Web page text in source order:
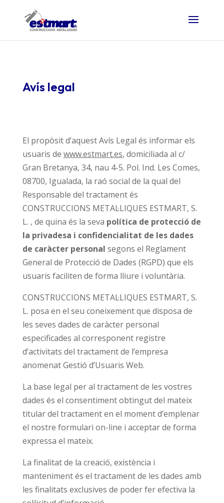
Avís legal
El propòsit d’aquest Avís Legal és informar els
usuaris de www.estmart.es, domiciliada al c/
Gran Bretanya, 34, nau 4-5. Pol. Ind. Les Comes,
08700, Igualada, la raó social de la qual del
Responsable del tractament és
CONSTRUCCIONS METAL·LIQUES ESTMART, S.
L. , de quina és la seva política de protecció de
la privadesa i confidencialitat de les dades
de caràcter personal segons el Reglament
General de Protecció de Dades (RGPD) que els
usuaris faciliten de forma lliure i voluntària.
CONSTRUCCIONS METAL·LIQUES ESTMART, S.
L. posa en el seu coneixement que disposa de
les seves dades de caràcter personal
especificades al corresponent registre
d’activitats del tractament de l’empresa
anomenat Gestió d’Usuaris Web.
La base legal per al tractament de les vostres
dades és el consentiment obtingut del mateix
titular del tractament en el moment d’emplenar
el nostre formulari on-line i acceptar de forma
expressa el mateix.
La finalitat de la creació, existència i
manteniment és el tractament de les dades amb
les finalitats exclusives de poder fer efectiva la